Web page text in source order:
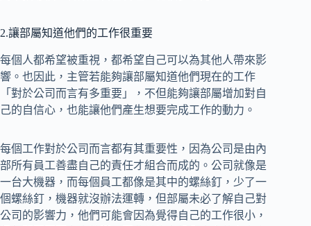
2.讓部屬知道他們的工作很重要
每個人都希望被重視，都希望自己可以為其他人帶來影
響。也因此，主管若能夠讓部屬知道他們現在的工作
「對於公司而言有多重要」，不但能夠讓部屬增加對自
己的自信心，也能讓他們產生想要完成工作的動力。
每個工作對於公司而言都有其重要性，因為公司是由內
部所有員工善盡自己的責任才組合而成的。公司就像是
一台大機器，而每個員工都像是其中的螺絲釘，少了一
個螺絲釘，機器就沒辦法運轉，但部屬未必了解自己對
公司的影響力，他們可能會因為覺得自己的工作很小，